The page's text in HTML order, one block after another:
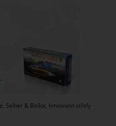
Sellier & Bellot, hmotnost střely